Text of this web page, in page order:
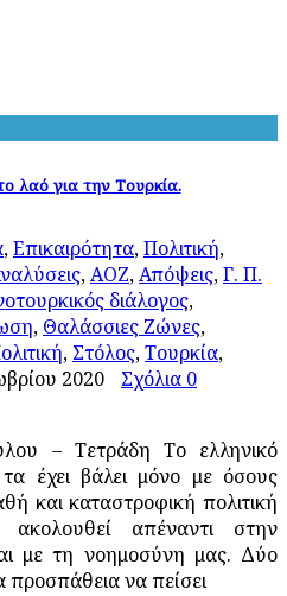
λαό για την Τουρκία.
,Επικαιρότητα,Πολιτική,
,ΑΟΖ,Απόψεις,Γ. Π.
διάλογος,
, Θαλάσσιες Ζώνες,
, Στόλος,Τουρκία,
2020 Σχόλια 0
– Τετράδη Το ελληνικό
έχει βάλει μόνο με όσους
και καταστροφική πολιτική
απέναντι στην
με τη νοημοσύνη μας. Δύο
προσπάθεια να πείσει